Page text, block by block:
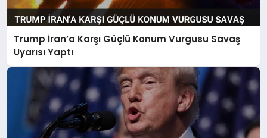
Trump İran’a Karşı Güçlü Konum Vurgusu Savaş
Uyarısı Yaptı